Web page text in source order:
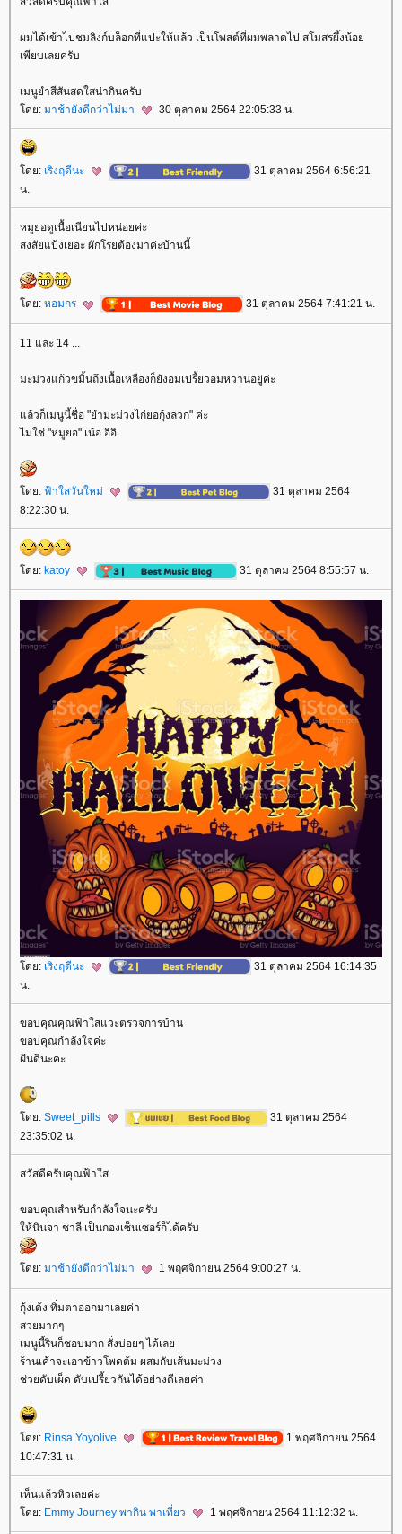
ผมได้เข้าไปชมลิงก์บล็อกที่แปะให้แล้ว เป็นโพสต์ที่ผมพลาดไป สโมสรผึ้งน้อ
เพียบเลยครับ
เมนูยำสีสันสดใสน่ากินครับ
ดย: มาช้ายังดีกว่าไม่มา 30 ตุลาคม 2564 22:05:33 น.
ดย: เริงฤดีนะ
31 ตุลาคม 2564 6:56:21
น.
หมูยอดูเนื้อเนียนไปหน่อยค่ะ
สงสัยแป้งเยอะ ผักโรยต้องมาค่ะบ้านนี้
ดย: หอมกร 31 ตุลาคม 2564 7:41:21 น.
11 และ 14 ...
มะม่วงแก้วขมิ้นถึงเนื้อเหลืองก็ยังอมเปรี้ยวอมหวานอยู่ค่ะ
ล้วก็เมนูนี้ชื่อ "ยำมะม่วงไก่ยอกุ้งลวก" ค่ะ
ไม่ใช่ "หมูยอ" เน้อ อิอิ
ดย: ฟ้าใสวันใหม่
31 ตุลาคม 2564
8:22:30 น.
ดย: katoy 31 ตุลาคม 2564 8:55:57 น.
ดย: เริงฤดีนะ
31 ตุลาคม 2564 16:14:35
น.
ขอบคุณคุณฟ้าใสแวะตรวจการบ้าน
ขอบคุณกำลังใจค่ะ
ฝันดีนะคะ
ดย: Sweet_pills
31 ตุลาคม 2564
23:35:02 น.
สวัสดีครับคุณฟ้าใส
ขอบคุณสำหรับกำลังใจนะครับ
ห้นินจา ชาลี เป็นกองเซ็นเซอร์ก็ได้ครับ
ดย: มาช้ายังดีกว่าไม่มา 1 พฤศจิกายน 2564 9:00:27 น.
กุ้งเด้ง ทิ่มตาออกมาเลยค่า
สวยมากๆ
เมนูนี้รินก็ชอบมาก สั่งบ่อยๆ ได้เล
ร้านเค้าจะเอาข้าวโพดต้ม ผสมกับเส้นมะม่วง
ช่วยดับเผ็ด ดับเปรี้ยวกันได้อย่างดีเลยค่า
ดย: Rinsa Yoyolive
1 พฤศจิกายน 2564
10:47:31 น.
เห็นแล้วหิวเลยค่ะ
ดย: Emmy Journey พากิน พาเที่ยว 1 พฤศจิกายน 2564 11:12:32 น.